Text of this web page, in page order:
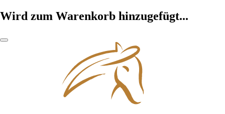
Wird zum Warenkorb hinzugefügt...